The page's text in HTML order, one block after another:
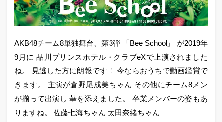
AKB48チーム8単独舞台、第3弾 「Bee School」 が2019年
9月に 品川プリンスホテル・クラブeXで上演されました
ね。 見逃した方に朗報です！ 今ならおうちで動画鑑賞で
きます。 主演が倉野尾成美ちゃん その他にチーム8メン
が揃って出演し 華を添えました。 卒業メンバーの姿もあ
りますね。 佐藤七海ちゃん 太田奈緒ちゃん